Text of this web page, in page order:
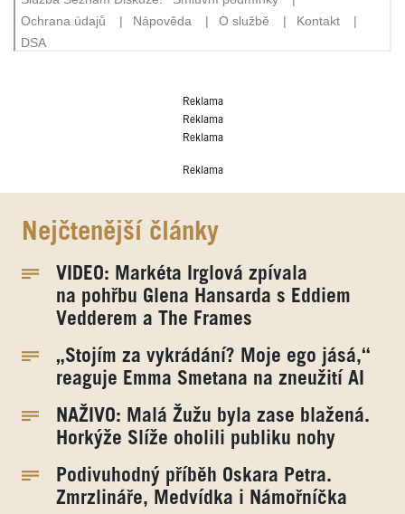
Reklama
Reklama
Reklama
Reklama
Nejčtenější články
VIDEO: Markéta Irglová zpívala
na pohřbu Glena Hansarda s Eddiem
Vedderem a The Frames
„Stojím za vykrádání? Moje ego jásá,“
reaguje Emma Smetana na zneužití AI
NAŽIVO: Malá Žužu byla zase blažená.
Horkýže Slíže oholili publiku nohy
Podivuhodný příběh Oskara Petra.
Zmrzlináře, Medvídka i Námořníčka